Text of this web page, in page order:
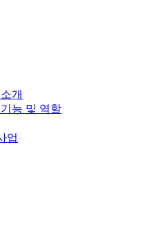
개
능 및 역할
업